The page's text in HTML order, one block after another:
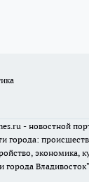
- новостной
города:
экономика,
Владивосток"